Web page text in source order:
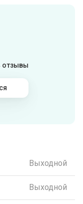
отзывы
Выходной
Выходной